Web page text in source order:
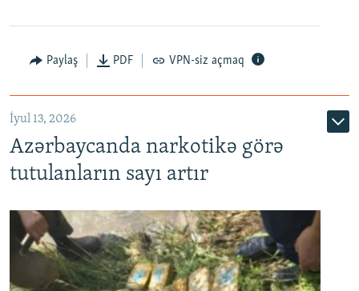
Paylaş PDF VPN-siz açmaq
İyul 13, 2026
Azərbaycanda narkotikə görə
tutulanların sayı artır